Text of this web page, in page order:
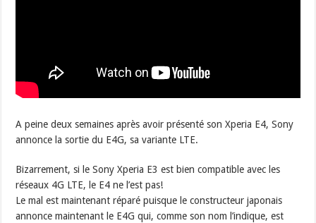
A peine deux semaines après avoir présenté son Xperia E4, Sony
annonce la sortie du E4G, sa variante LTE.
Bizarrement, si le Sony Xperia E3 est bien compatible avec les
réseaux 4G LTE, le E4 ne l’est pas!
Le mal est maintenant réparé puisque le constructeur japonais
annonce maintenant le E4G qui, comme son nom l’indique, est